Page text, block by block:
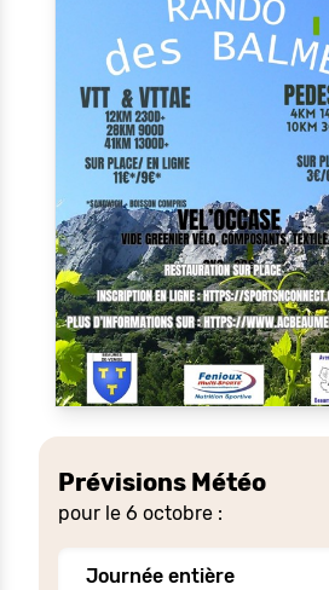
Prévisions Météo
pour le 6 octobre :
Journée entière